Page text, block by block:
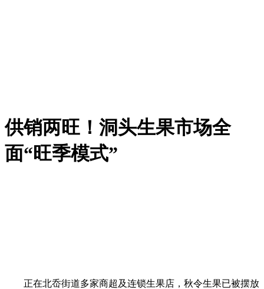
供销两旺！洞头生果市场全
面“旺季模式”
正在北岙街道多家商超及连锁生果店，秋令生果已被摆放